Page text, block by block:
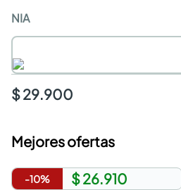
NIA
$ 29.900
Mejores ofertas
-10% $ 26.910
comedores
armarios closet